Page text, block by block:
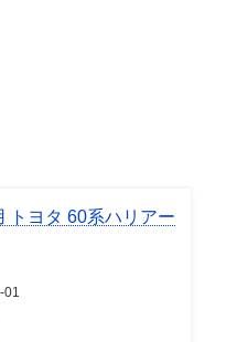
トヨタ 60系ハリアー